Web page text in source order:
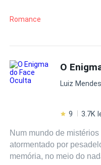
cabeza, obsequiandole
embargo esos placeres
Romance
O
Luiz
9 3.7K
Num mundo de
atormentado por
memória, no meio do